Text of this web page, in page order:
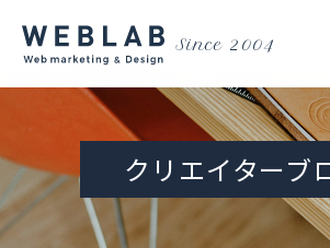
Since 2004
クリエイターブ